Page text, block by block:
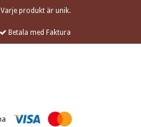
Varje produkt är unik.
Betala med Faktura